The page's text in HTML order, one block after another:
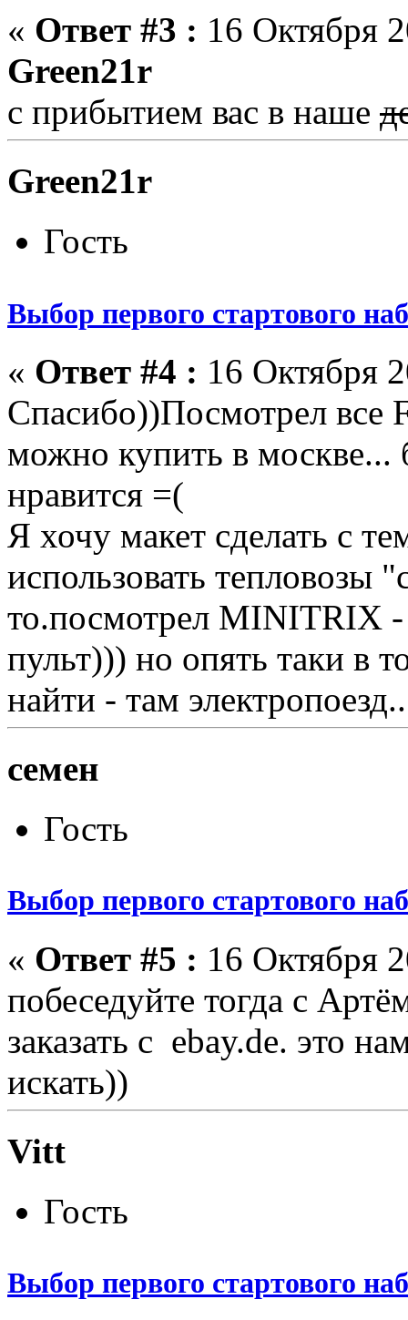
« Ответ #3 : 16 Октября
Green21r
с прибытием вас в наше
Green21r
Гость
Выбор первого стартового
« Ответ #4 : 16 Октября
Спасибо))Посмотрел все
можно купить в москве...
нравится =(
Я хочу макет сделать с
использовать тепловозы
то.посмотрел MINITRIX
пульт))) но опять таки в
найти - там
семен
Гость
Выбор первого стартового
« Ответ #5 : 16 Октября
побеседуйте тогда с
заказать с ebay.de. это
искать))
Vitt
Гость
Выбор первого стартового